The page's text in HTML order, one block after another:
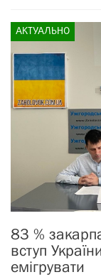
АКТУАЛЬНО
83 %
вступ
емігрувати